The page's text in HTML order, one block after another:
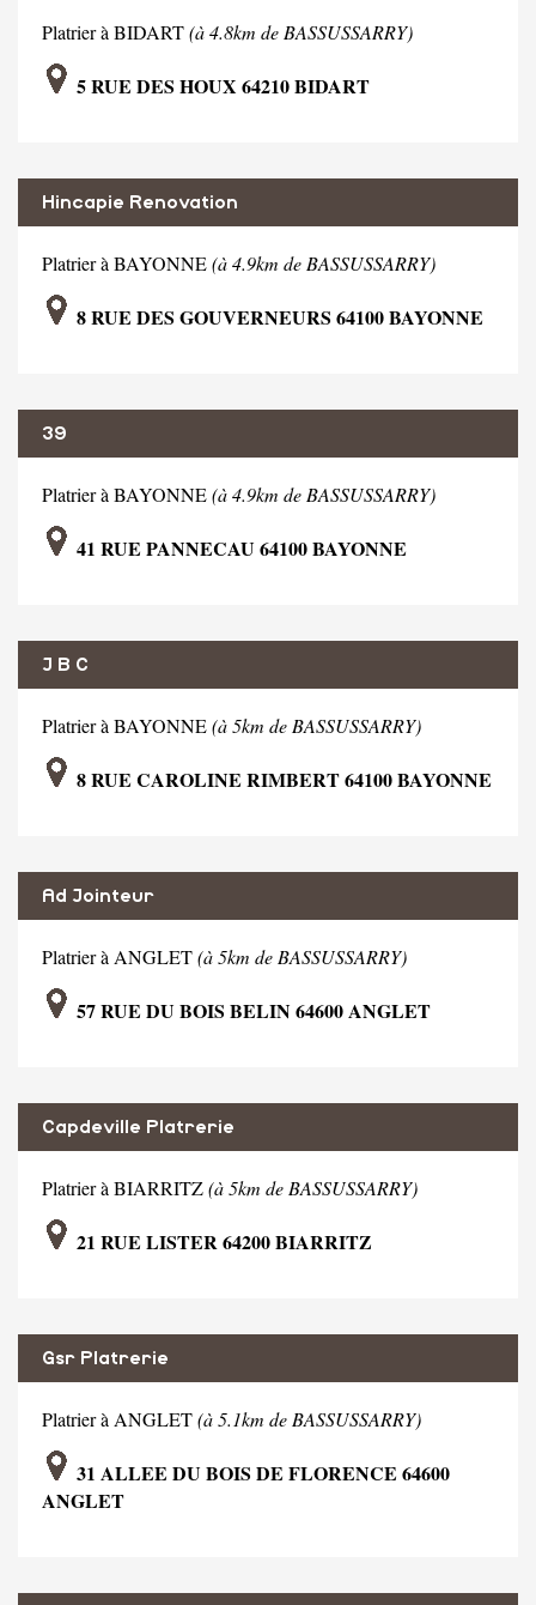
Platrier à BIDART(à 4.8km de BASSUSSARRY)
5 RUE DES HOUX 64210 BIDART
Hincapie Renovation
Platrier à BAYONNE(à 4.9km de BASSUSSARRY)
8 RUE DES GOUVERNEURS 64100 BAYONNE
39
Platrier à BAYONNE(à 4.9km de BASSUSSARRY)
41 RUE PANNECAU 64100 BAYONNE
J B C
Platrier à BAYONNE(à 5km de BASSUSSARRY)
8 RUE CAROLINE RIMBERT 64100 BAYONNE
Ad Jointeur
Platrier à ANGLET(à 5km de BASSUSSARRY)
57 RUE DU BOIS BELIN 64600 ANGLET
Capdeville Platrerie
Platrier à BIARRITZ(à 5km de BASSUSSARRY)
21 RUE LISTER 64200 BIARRITZ
Gsr Platrerie
Platrier à ANGLET(à 5.1km de BASSUSSARRY)
31 ALLEE DU BOIS DE FLORENCE 64600
ANGLET